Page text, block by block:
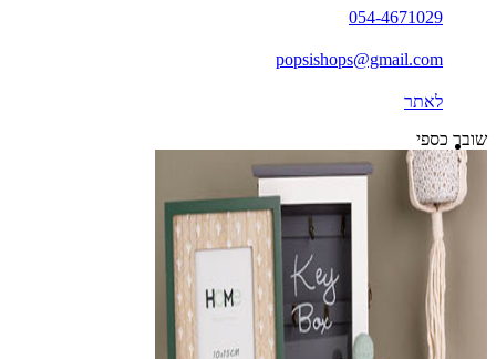
054-4671029
popsishops@gmail.com
לאתר
שובר כספי